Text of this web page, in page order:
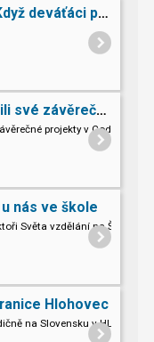
Šrompiáda 2026: Když deváťáci převzali velení
Žáci 3. C představili své závěrečné projekty v Code.org
projekty v Code.org
nás ve škole
Světa vzdělání na
byl opravdu nevšední zážitek.
Hlohovec
na Slovensku v HLOHOVCI!